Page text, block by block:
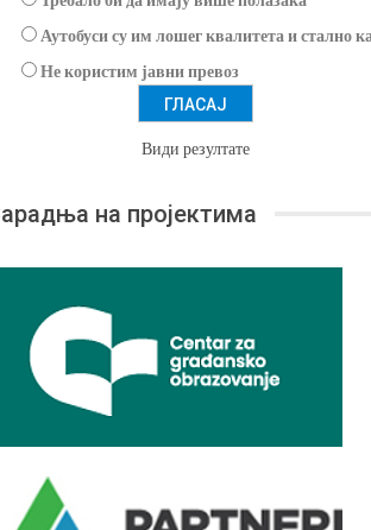
Аутобуси су им лошег квалитета и стално
Не користим јавни превоз
Види резултате
на пројектима